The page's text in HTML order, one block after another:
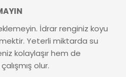
İdrar renginiz koyu
Yeterli miktarda su
kolaylaşır hem de
olur.